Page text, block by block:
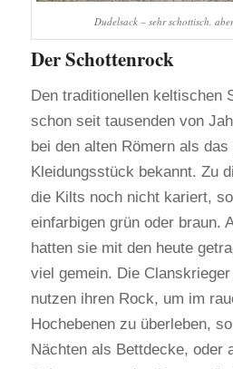
Dudelsack – sehr schottisch,
Der Schottenrock
Den traditionellen keltischen
schon seit tausenden von
bei den alten Römern als
Kleidungsstück bekannt. Zu
die Kilts noch nicht kariert,
einfarbigen grün oder braun.
hatten sie mit den heute
viel gemein. Die
nutzen ihren Rock, um im
Hochebenen zu überleben,
Nächten als Bettdecke, oder